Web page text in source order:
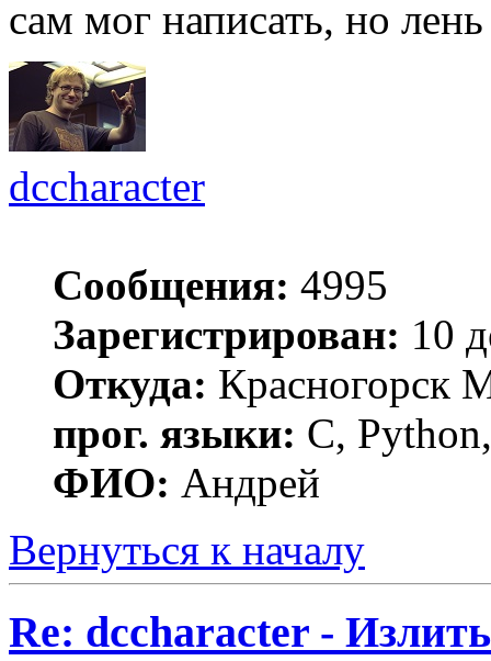
сам мог написать, но
dccharacter
Сообщения: 4995
Зарегистрирован: 10
Откуда: Красногорск
прог. языки: C,
ФИО: Андрей
Вернуться к началу
Re: dccharacter -